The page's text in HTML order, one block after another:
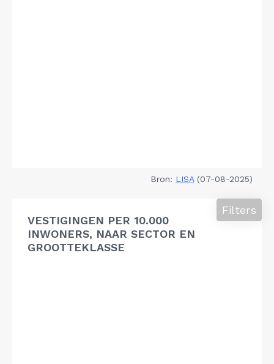
Bron: LISA(07-08-2025)
VESTIGINGEN PER 10.000
INWONERS, NAAR SECTOR EN
GROOTTEKLASSE
Filters